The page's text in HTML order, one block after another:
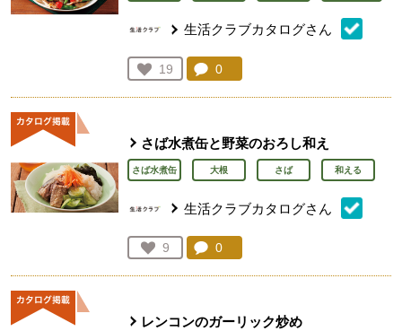
生活クラブカタログさん
お気に入り登録：
19
人が登録
コメント：
0
さば水煮缶と野菜のおろし和え
さば水煮缶 大根 さば 和える
生活クラブカタログさん
お気に入り登録：
9
人が登録
コメント：
0
レンコンのガーリック炒め